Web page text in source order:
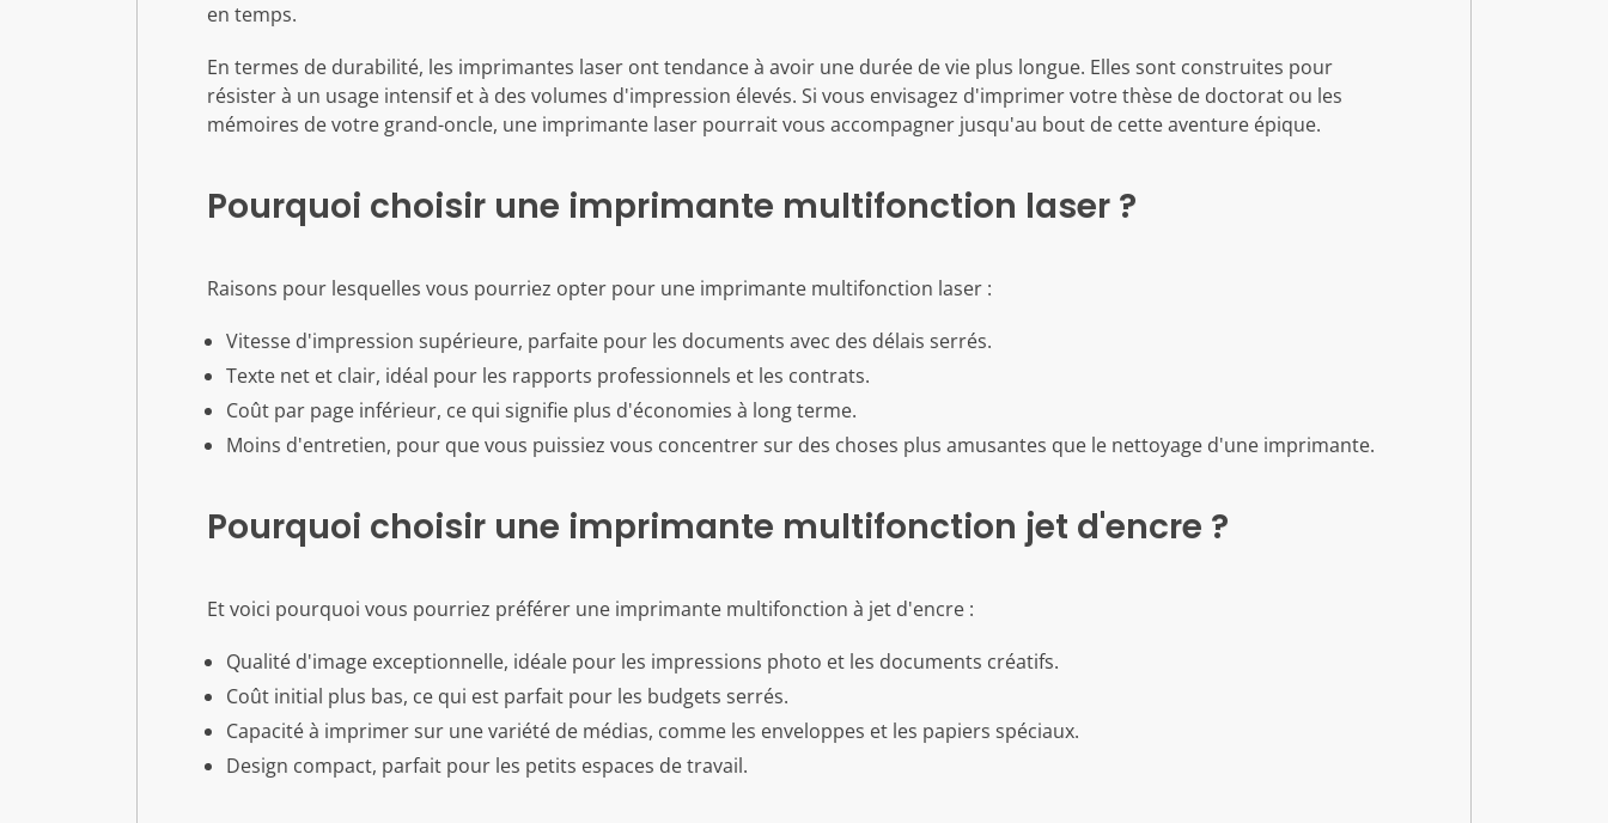
en temps.
En termes de durabilité, les imprimantes laser ont tendance à avoir une durée de vie plus longue. Elles sont construites pour
résister à un usage intensif et à des volumes d'impression élevés. Si vous envisagez d'imprimer votre thèse de doctorat ou les
mémoires de votre grand-oncle, une imprimante laser pourrait vous accompagner jusqu'au bout de cette aventure épique.
Pourquoi choisir une imprimante multifonction laser ?
Raisons pour lesquelles vous pourriez opter pour une imprimante multifonction laser :
Vitesse d'impression supérieure, parfaite pour les documents avec des délais serrés.
Texte net et clair, idéal pour les rapports professionnels et les contrats.
Coût par page inférieur, ce qui signifie plus d'économies à long terme.
Moins d'entretien, pour que vous puissiez vous concentrer sur des choses plus amusantes que le nettoyage d'une imprimante.
Pourquoi choisir une imprimante multifonction jet d'encre ?
Et voici pourquoi vous pourriez préférer une imprimante multifonction à jet d'encre :
Qualité d'image exceptionnelle, idéale pour les impressions photo et les documents créatifs.
Coût initial plus bas, ce qui est parfait pour les budgets serrés.
Capacité à imprimer sur une variété de médias, comme les enveloppes et les papiers spéciaux.
Design compact, parfait pour les petits espaces de travail.